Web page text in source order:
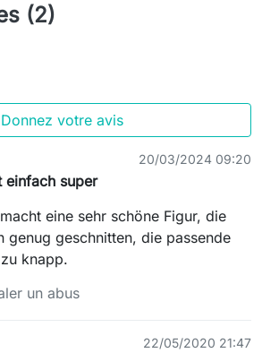
(2)
Donnez votre avis
20/03/2024 09:20
einfach super
eine sehr schöne Figur, die
genug geschnitten, die passende
knapp.
un abus
22/05/2020 21:47